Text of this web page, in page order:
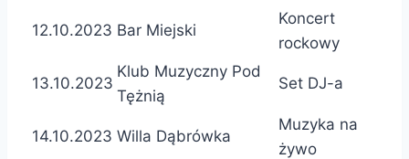
12.10.2023 Bar Miejski
Koncert
rockowy
13.10.2023
Klub Muzyczny Pod
Tężnią
Set DJ-a
14.10.2023 Willa Dąbrówka
Muzyka na
żywo